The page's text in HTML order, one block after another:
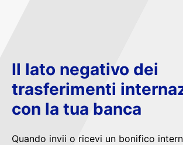
Il lato negativo dei
trasferimenti
con la tua banca
Quando invii o ricevi un bonifico